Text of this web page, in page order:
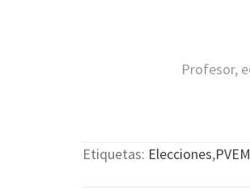
Profesor,
Etiquetas: Elecciones,PVEM